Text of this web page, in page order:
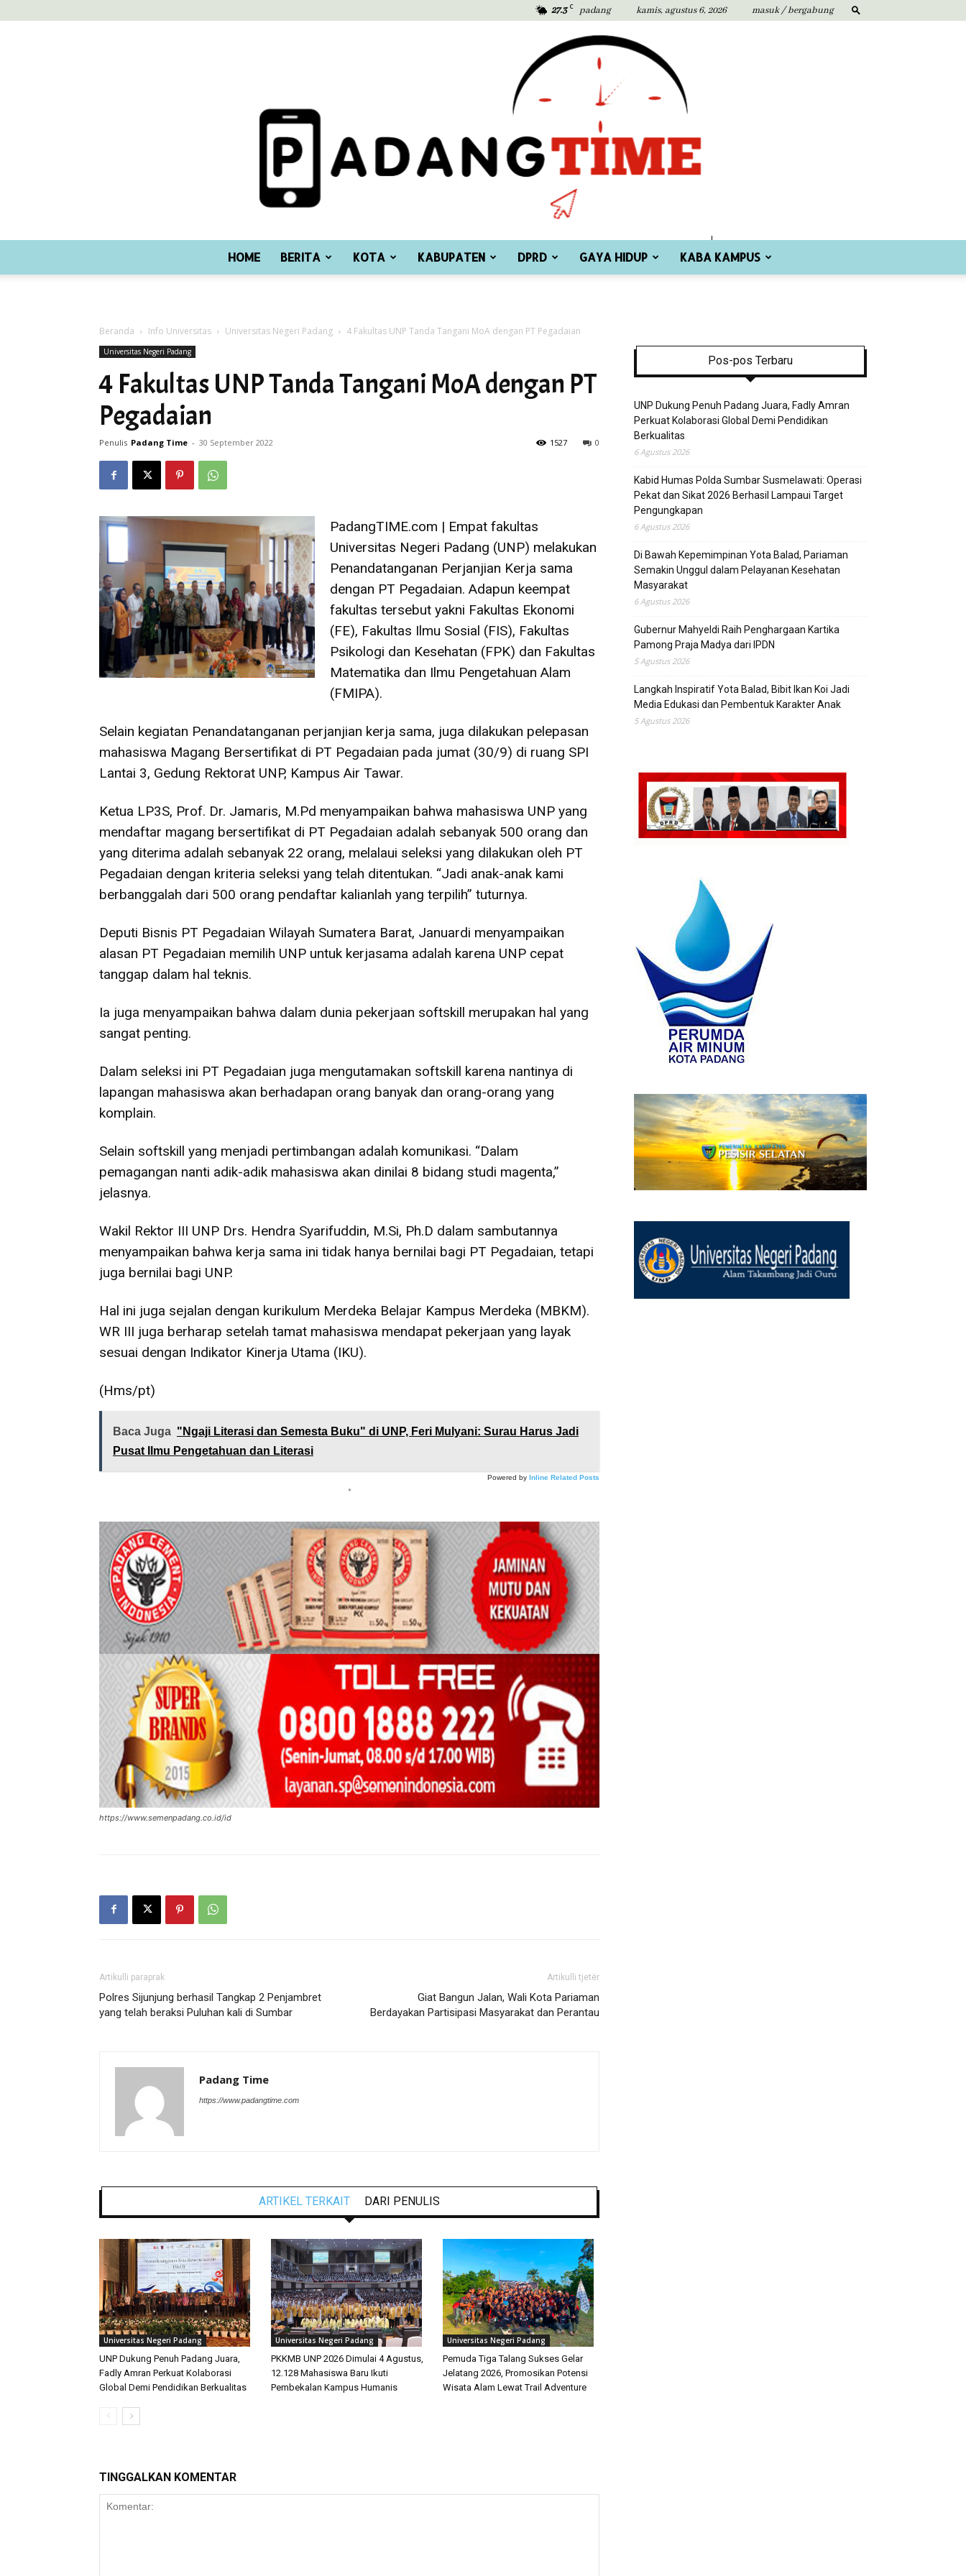
27.3 C padang kamis, agustus 6, 2026 masuk / bergabung
Time
HOME BERITA KOTA KABUPATEN DPRD GAYA HIDUP KABA KAMPUS
Beranda Info Universitas Universitas Negeri Padang 4 Fakultas UNP Tanda Tangani MoA dengan PT Pegadaian
Universitas Negeri Padang
4 Fakultas UNP Tanda Tangani MoA dengan PT
Pegadaian
Penulis Padang Time - 30 September 2022 0
1527
PadangTIME.com | Empat fakultas
Universitas Negeri Padang (UNP) melakukan
Penandatanganan Perjanjian Kerja sama
dengan PT Pegadaian. Adapun keempat
fakultas tersebut yakni Fakultas Ekonomi
(FE), Fakultas Ilmu Sosial (FIS), Fakultas
Psikologi dan Kesehatan (FPK) dan Fakultas
Matematika dan Ilmu Pengetahuan Alam
(FMIPA).
Selain kegiatan Penandatanganan perjanjian kerja sama, juga dilakukan pelepasan
mahasiswa Magang Bersertifikat di PT Pegadaian pada jumat (30/9) di ruang SPI
Lantai 3, Gedung Rektorat UNP, Kampus Air Tawar.
Ketua LP3S, Prof. Dr. Jamaris, M.Pd menyampaikan bahwa mahasiswa UNP yang
mendaftar magang bersertifikat di PT Pegadaian adalah sebanyak 500 orang dan
yang diterima adalah sebanyak 22 orang, melalaui seleksi yang dilakukan oleh PT
Pegadaian dengan kriteria seleksi yang telah ditentukan. “Jadi anak-anak kami
berbanggalah dari 500 orang pendaftar kalianlah yang terpilih” tuturnya.
Deputi Bisnis PT Pegadaian Wilayah Sumatera Barat, Januardi menyampaikan
alasan PT Pegadaian memilih UNP untuk kerjasama adalah karena UNP cepat
tanggap dalam hal teknis.
Ia juga menyampaikan bahwa dalam dunia pekerjaan softskill merupakan hal yang
sangat penting.
Dalam seleksi ini PT Pegadaian juga mengutamakan softskill karena nantinya di
lapangan mahasiswa akan berhadapan orang banyak dan orang-orang yang
komplain.
Selain softskill yang menjadi pertimbangan adalah komunikasi. “Dalam
pemagangan nanti adik-adik mahasiswa akan dinilai 8 bidang studi magenta,”
jelasnya.
Wakil Rektor III UNP Drs. Hendra Syarifuddin, M.Si, Ph.D dalam sambutannya
menyampaikan bahwa kerja sama ini tidak hanya bernilai bagi PT Pegadaian, tetapi
juga bernilai bagi UNP.
Hal ini juga sejalan dengan kurikulum Merdeka Belajar Kampus Merdeka (MBKM).
WR III juga berharap setelah tamat mahasiswa mendapat pekerjaan yang layak
sesuai dengan Indikator Kinerja Utama (IKU).
(Hms/pt)
Baca Juga "Ngaji Literasi dan Semesta Buku" di UNP, Feri Mulyani: Surau Harus Jadi
Pusat Ilmu Pengetahuan dan Literasi
Powered by Inline Related Posts
*
https://www.semenpadang.co.id/id
Artikulli paraprak
Polres Sijunjung berhasil Tangkap 2 Penjambret
yang telah beraksi Puluhan kali di Sumbar
Artikulli tjetër
Giat Bangun Jalan, Wali Kota Pariaman
Berdayakan Partisipasi Masyarakat dan Perantau
Padang Time
https://www.padangtime.com
ARTIKEL TERKAIT DARI PENULIS
Universitas Negeri Padang
UNP Dukung Penuh Padang Juara,
Fadly Amran Perkuat Kolaborasi
Global Demi Pendidikan Berkualitas
Universitas Negeri Padang
PKKMB UNP 2026 Dimulai 4 Agustus,
12.128 Mahasiswa Baru Ikuti
Pembekalan Kampus Humanis
Universitas Negeri Padang
Pemuda Tiga Talang Sukses Gelar
Jelatang 2026, Promosikan Potensi
Wisata Alam Lewat Trail Adventure
TINGGALKAN KOMENTAR
Pos-pos Terbaru
UNP Dukung Penuh Padang Juara, Fadly Amran
Perkuat Kolaborasi Global Demi Pendidikan
Berkualitas
6 Agustus 2026
Kabid Humas Polda Sumbar Susmelawati: Operasi
Pekat dan Sikat 2026 Berhasil Lampaui Target
Pengungkapan
6 Agustus 2026
Di Bawah Kepemimpinan Yota Balad, Pariaman
Semakin Unggul dalam Pelayanan Kesehatan
Masyarakat
6 Agustus 2026
Gubernur Mahyeldi Raih Penghargaan Kartika
Pamong Praja Madya dari IPDN
5 Agustus 2026
Langkah Inspiratif Yota Balad, Bibit Ikan Koi Jadi
Media Edukasi dan Pembentuk Karakter Anak
5 Agustus 2026